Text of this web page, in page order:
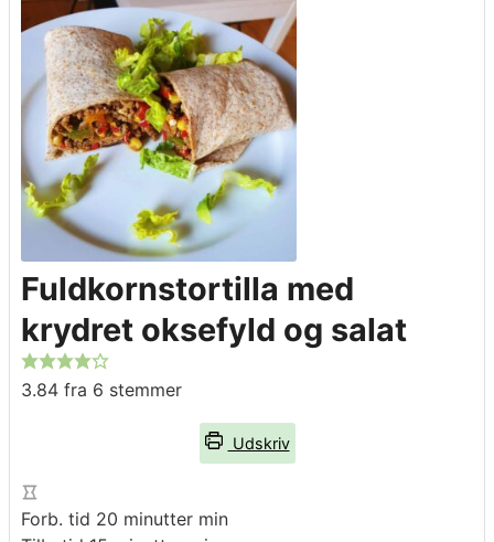
Fuldkornstortilla med
krydret oksefyld og salat
3.84 fra 6 stemmer
Udskriv
Forb. tid 20 minutter min